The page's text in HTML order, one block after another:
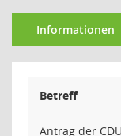
Informationen
Betreff
Antrag der